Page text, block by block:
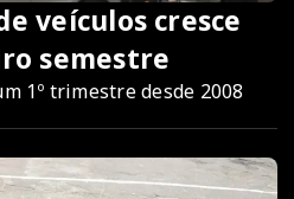
veículos cresce
semestre
1º trimestre desde 2008